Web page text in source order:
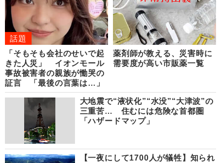
話題
「そもそも会社のせいで起
きた人災」 イオンモール
事故被害者の親族が慟哭の
証言 「最後の言葉は…」
薬剤師が教える、災害時に
需要度が高い市販薬一覧
大地震で“液状化”“水没”“大津波”の
三重苦… 住むには危険な首都圏
「ハザードマップ」
【一夜にして1700人が犠牲】知られ